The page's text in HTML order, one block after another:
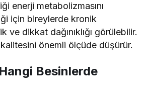
enerji metabolizmasını
için bireylerde kronik
ve dikkat dağınıklığı görülebilir.
önemli ölçüde düşürür.
Besinlerde